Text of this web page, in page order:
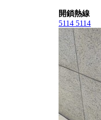
開鎖熱線
5114 5114